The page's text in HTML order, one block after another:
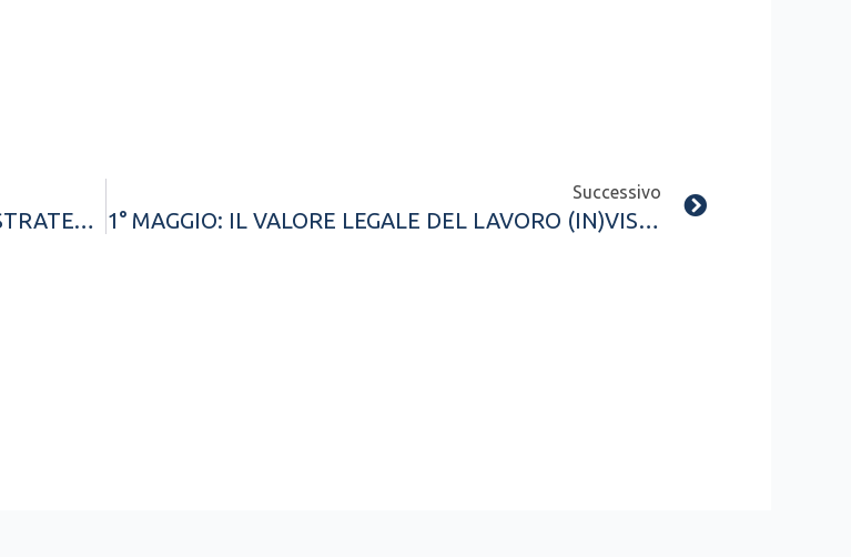
RAPPORTI PATRIMONIALI TRA CONIUGI E STRATEGIA DIFENSIVA: L’INTERVENTO DELL’AVV. FRANCESCO FREZZA ALLA CLINICA LEGALE “LUIGI VANVITELLI”
Successivo
1° MAGGIO: IL VALORE LEGALE DEL LAVORO (IN)VISIBILE NEL DIRITTO DI FAMIGLIA